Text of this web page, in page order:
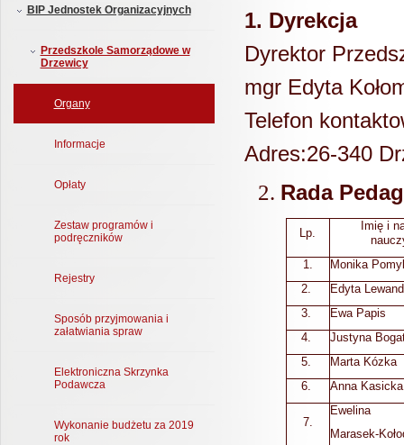
BIP Jednostek Organizacyjnych
Przedszkole Samorządowe w
Drzewicy
Organy
Informacje
Opłaty
Zestaw programów i
podręczników
Rejestry
Sposób przyjmowania i
załatwiania spraw
Elektroniczna Skrzynka
Podawcza
Wykonanie budżetu za 2019
rok
1. Dyrekcja
Dyrektor
mgr Edyta
Telefon
Adres:26-340
Rada
Lp.
Imię i
1.
Monika
2.
Edyta
3.
Ewa Papis
4.
Justyna
5.
Marta Kózka
6.
Anna Kasicka
7.
Ewelina
Marasek-